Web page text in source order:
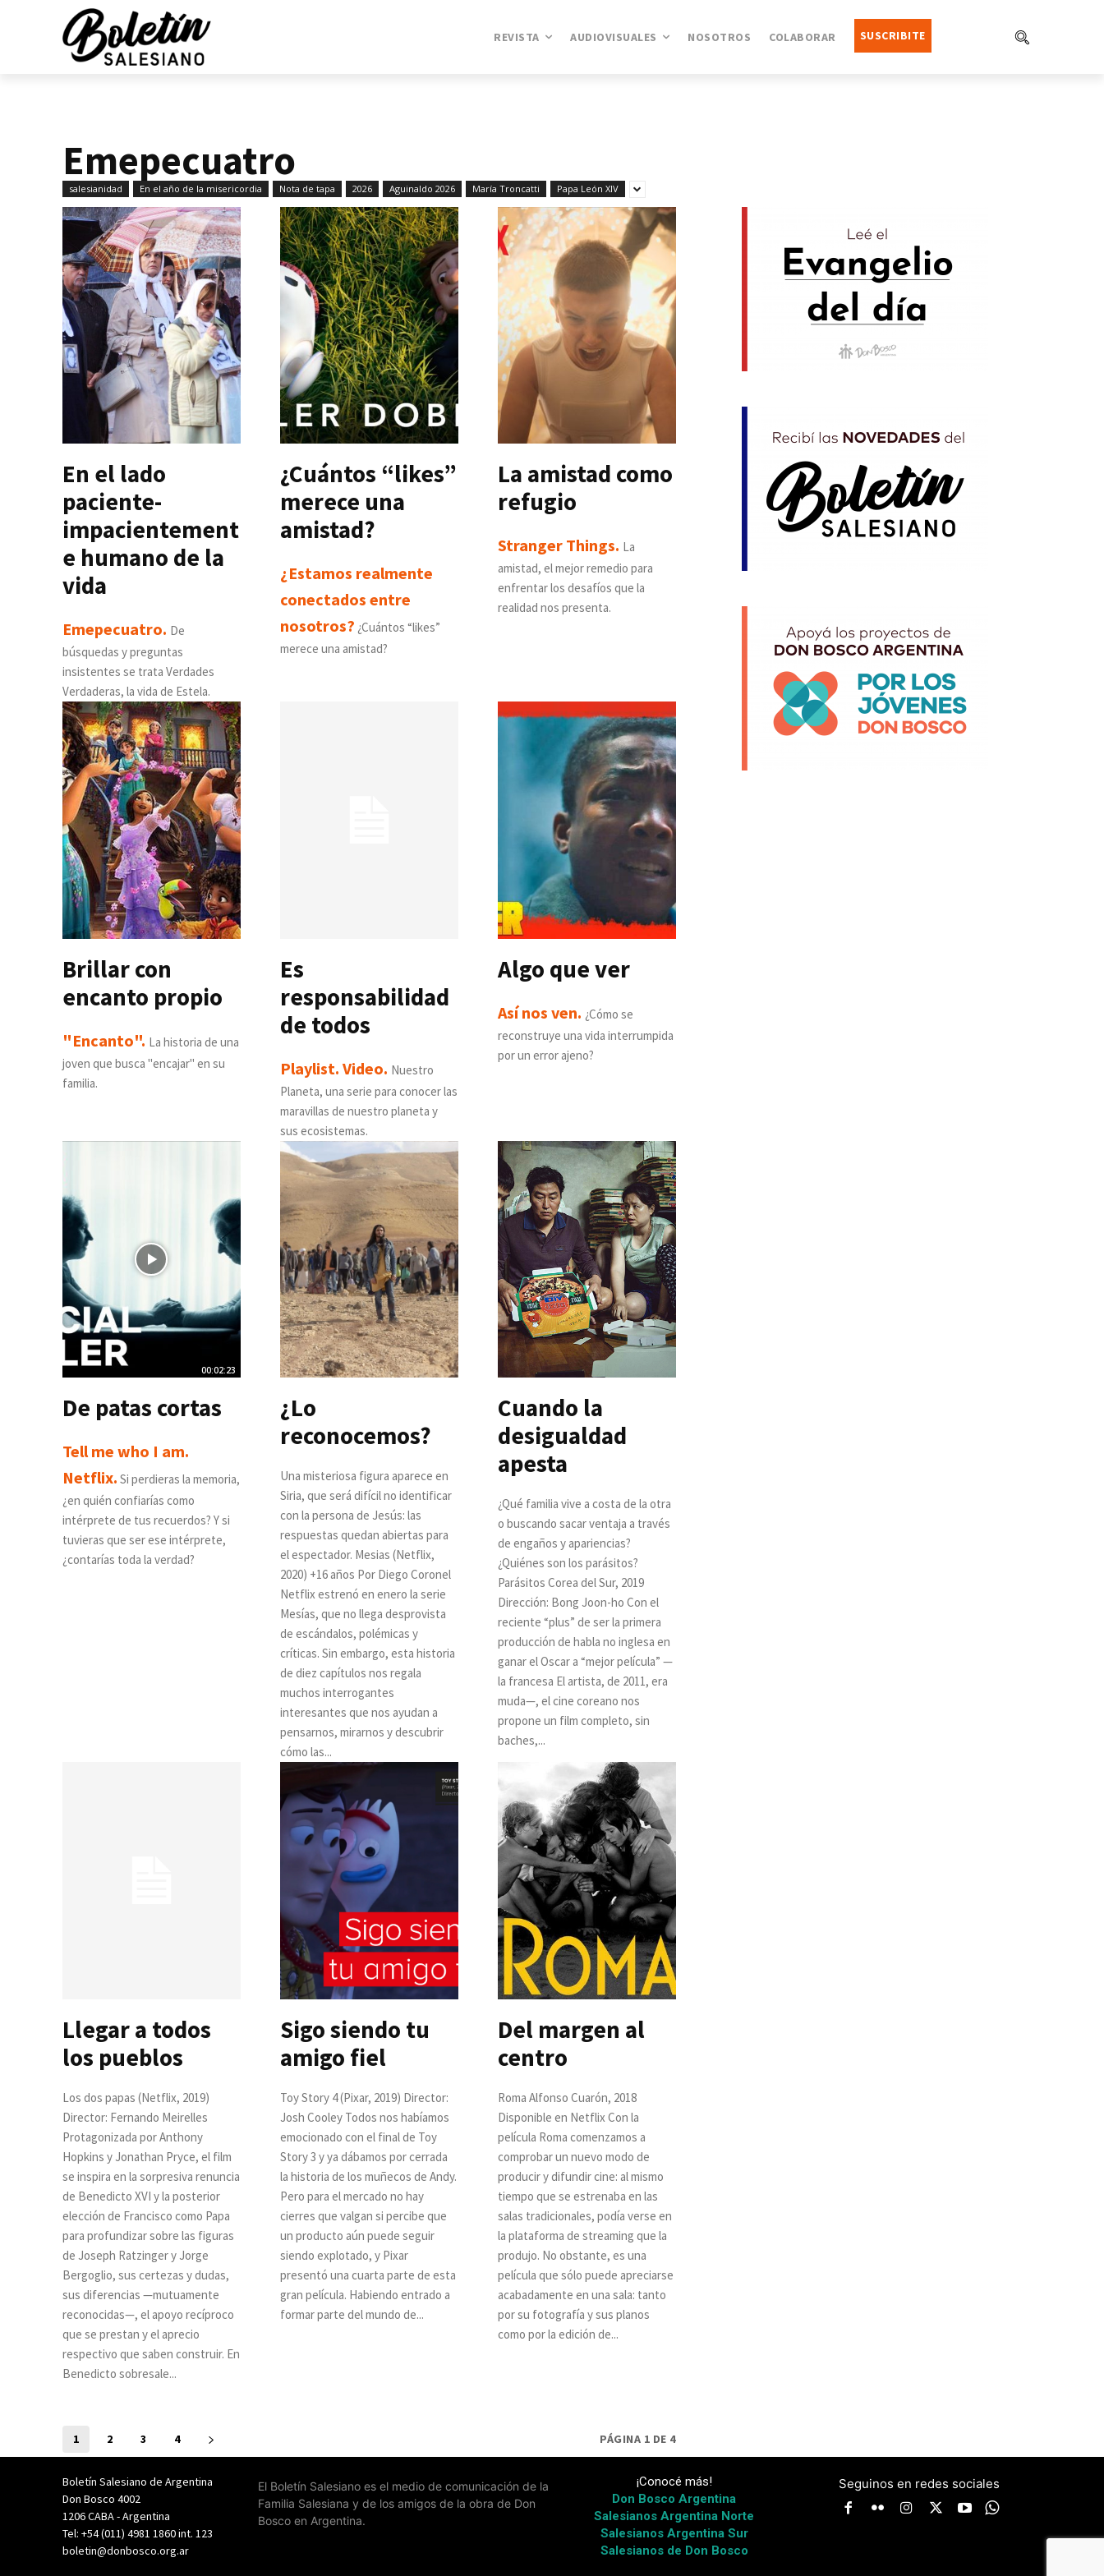
REVISTA AUDIOVISUALES NOSOTROS COLABORAR SUSCRIBITE
Emepecuatro
salesianidad En el año de la misericordia Nota de tapa 2026 Aguinaldo 2026 María Troncatti Papa León XIV
En el lado
paciente-
impacientement
e humano de la
vida
Emepecuatro. De
búsquedas y preguntas
insistentes se trata Verdades
Verdaderas, la vida de Estela.
¿Cuántos “likes”
merece una
amistad?
¿Estamos realmente
conectados entre
nosotros? ¿Cuántos “likes”
merece una amistad?
La amistad como
refugio
Stranger Things. La
amistad, el mejor remedio para
enfrentar los desafíos que la
realidad nos presenta.
Brillar con
encanto propio
"Encanto". La historia de una
joven que busca "encajar" en su
familia.
Es
responsabilidad
de todos
Playlist. Video. Nuestro
Planeta, una serie para conocer las
maravillas de nuestro planeta y
sus ecosistemas.
Algo que ver
Así nos ven. ¿Cómo se
reconstruye una vida interrumpida
por un error ajeno?
00:02:23
De patas cortas
Tell me who I am.
Netflix. Si perdieras la memoria,
¿en quién confiarías como
intérprete de tus recuerdos? Y si
tuvieras que ser ese intérprete,
¿contarías toda la verdad?
¿Lo
reconocemos?
Una misteriosa figura aparece en
Siria, que será difícil no identificar
con la persona de Jesús: las
respuestas quedan abiertas para
el espectador. Mesias (Netflix,
2020) +16 años Por Diego Coronel
Netflix estrenó en enero la serie
Mesías, que no llega desprovista
de escándalos, polémicas y
críticas. Sin embargo, esta historia
de diez capítulos nos regala
muchos interrogantes
interesantes que nos ayudan a
pensarnos, mirarnos y descubrir
cómo las...
Cuando la
desigualdad
apesta
¿Qué familia vive a costa de la otra
o buscando sacar ventaja a través
de engaños y apariencias?
¿Quiénes son los parásitos?
Parásitos Corea del Sur, 2019
Dirección: Bong Joon-ho Con el
reciente “plus” de ser la primera
producción de habla no inglesa en
ganar el Oscar a “mejor película” —
la francesa El artista, de 2011, era
muda—, el cine coreano nos
propone un film completo, sin
baches,...
Llegar a todos
los pueblos
Los dos papas (Netflix, 2019)
Director: Fernando Meirelles
Protagonizada por Anthony
Hopkins y Jonathan Pryce, el film
se inspira en la sorpresiva renuncia
de Benedicto XVI y la posterior
elección de Francisco como Papa
para profundizar sobre las figuras
de Joseph Ratzinger y Jorge
Bergoglio, sus certezas y dudas,
sus diferencias —mutuamente
reconocidas—, el apoyo recíproco
que se prestan y el aprecio
respectivo que saben construir. En
Benedicto sobresale...
Sigo siendo tu
amigo fiel
Toy Story 4 (Pixar, 2019) Director:
Josh Cooley Todos nos habíamos
emocionado con el final de Toy
Story 3 y ya dábamos por cerrada
la historia de los muñecos de Andy.
Pero para el mercado no hay
cierres que valgan si percibe que
un producto aún puede seguir
siendo explotado, y Pixar
presentó una cuarta parte de esta
gran película. Habiendo entrado a
formar parte del mundo de...
Del margen al
centro
Roma Alfonso Cuarón, 2018
Disponible en Netflix Con la
película Roma comenzamos a
comprobar un nuevo modo de
producir y difundir cine: al mismo
tiempo que se estrenaba en las
salas tradicionales, podía verse en
la plataforma de streaming que la
produjo. No obstante, es una
película que sólo puede apreciarse
acabadamente en una sala: tanto
por su fotografía y sus planos
como por la edición de...
1 2 3 4 PÁGINA 1 DE 4
Boletín Salesiano de Argentina
Don Bosco 4002
1206 CABA - Argentina
Tel: +54 (011) 4981 1860 int. 123
boletin@donbosco.org.ar
El Boletín Salesiano es el medio de comunicación de la
Familia Salesiana y de los amigos de la obra de Don
Bosco en Argentina.
¡Conocé más!
Don Bosco Argentina
Salesianos Argentina Norte
Salesianos Argentina Sur
Salesianos de Don Bosco
Seguinos en redes sociales